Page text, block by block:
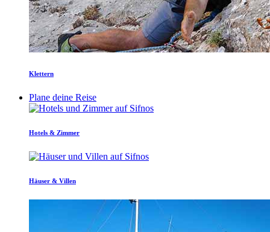
Klettern
Plane deine Reise
Hotels & Zimmer
Häuser & Villen